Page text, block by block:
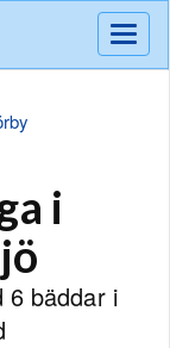
Meny
i
6 bäddar i